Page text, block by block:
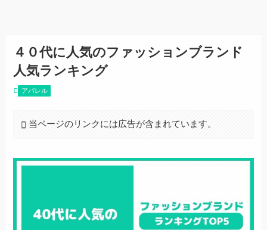
４０代に人気のファッションブランド
人気ランキング
アパレル
当ページのリンクには広告が含まれています。